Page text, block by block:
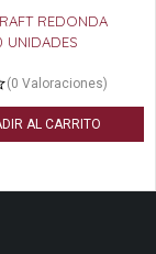
REDONDA
UNIDADES
(0 Valoraciones)
AL CARRITO